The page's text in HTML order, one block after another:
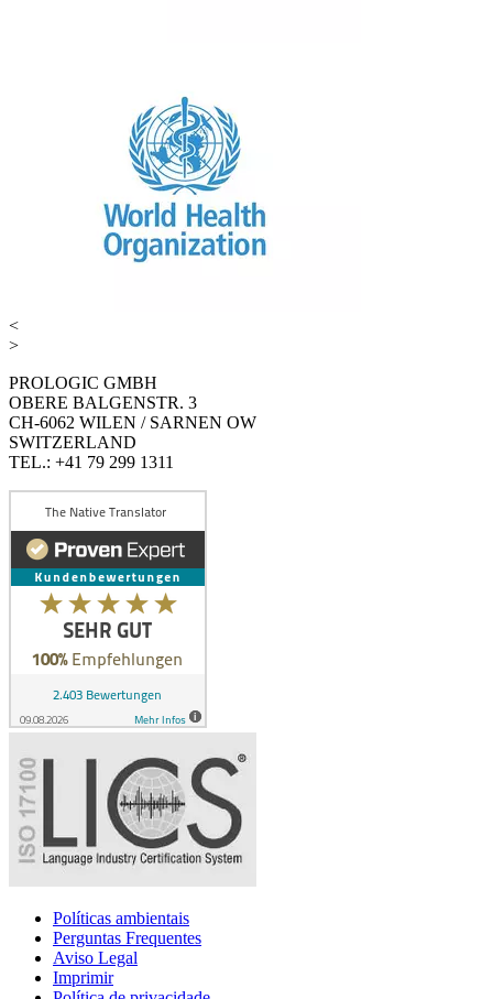
<
>
PROLOGIC GMBH
OBERE BALGENSTR. 3
CH-6062 WILEN / SARNEN OW
SWITZERLAND
TEL.: +41 79 299 1311
Políticas ambientais
Perguntas Frequentes
Aviso Legal
Imprimir